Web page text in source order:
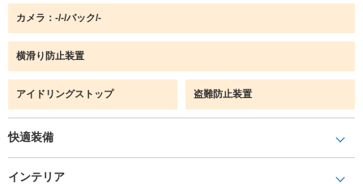
カメラ：-/-/バック/-
横滑り防止装置
アイドリングストップ 盗難防止装置
快適装備
インテリア